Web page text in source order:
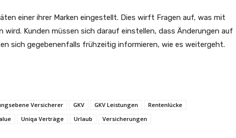
einer ihrer Marken eingestellt. Dies wirft Fragen auf, was mit
wird. Kunden müssen sich darauf einstellen, dass Änderungen auf
sich gegebenenfalls frühzeitig informieren, wie es weitergeht.
Versicherer GKV GKV Leistungen
Rentenlücke
Uniqa Verträge Urlaub
Versicherungen